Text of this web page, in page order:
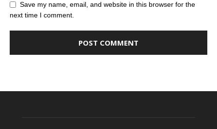
Save my name, email, and website in this browser for the
next time I comment.